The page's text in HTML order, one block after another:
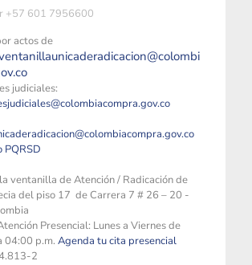
+57 601 7956600
actos de
judiciales:
PQRSD
ventanilla de Atención / Radicación de
del piso 17 de Carrera 7 # 26 – 20 -
Presencial: Lunes a Viernes de
04:00 p.m. Agenda tu cita presencial
2